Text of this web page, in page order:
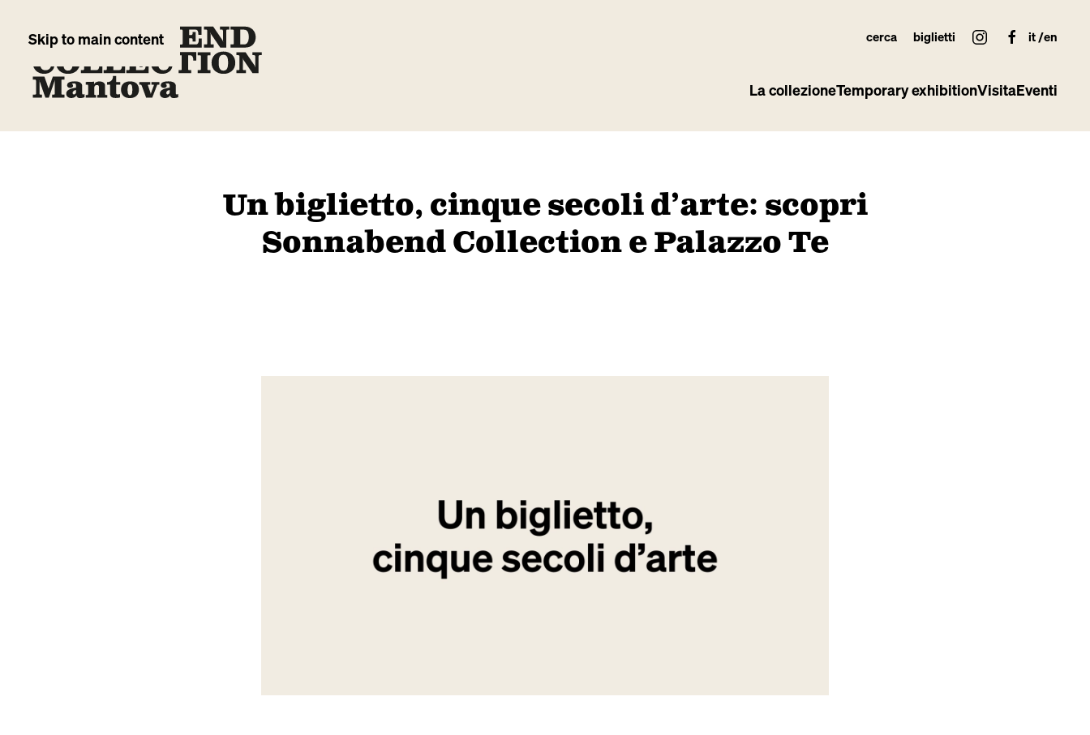
Skip to main content cerca biglietti it en
La collezioneTemporary exhibitionVisitaEventi
Un biglietto, cinque secoli d’arte: scopri
Sonnabend Collection e Palazzo Te